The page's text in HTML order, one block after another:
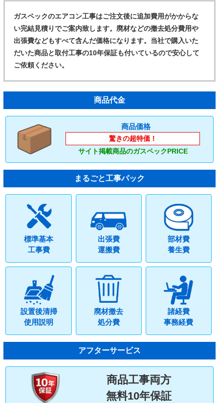
ガスペックのエアコン工事はご注文後に追加費用がかからな
い完結見積りでご案内致します。廃材などの撤去処分費用や
出張費などもすべて含んだ価格になります。当社で購入いた
だいた商品と取付工事の10年保証も付いているので安心して
ご依頼ください。
商品代金
商品価格
驚きの超特価！
サイト掲載商品のガスペックPRICE
まるごと工事パック
標準基本
工事費
出張費
運搬費
部材費
養生費
設置後清掃
使用説明
廃材撤去
処分費
諸経費
事務経費
アフターサービス
商品工事両方
無料10年保証